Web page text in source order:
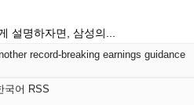
설명하자면, 삼성의...
record-breaking earnings guidance
국어 RSS